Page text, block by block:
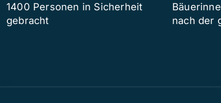
1400 Personen in Sicherheit
gebracht
nach der